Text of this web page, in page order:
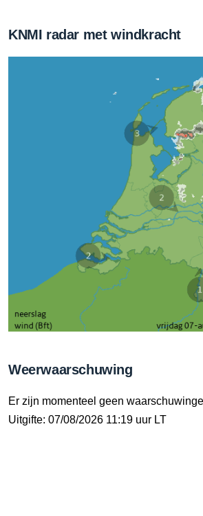
KNMI radar met windkracht
Weerwaarschuwing
Er zijn momenteel geen
Uitgifte: 07/08/2026 11:19 uur LT